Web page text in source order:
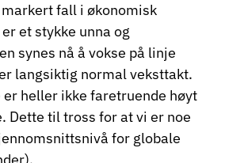
fall i økonomisk
et stykke unna og
synes nå å vokse på linje
langsiktig normal veksttakt.
heller ikke faretruende høyt
Dette til tross for at vi er noe
for globale